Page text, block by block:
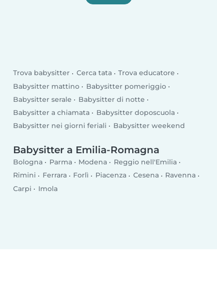
Trova babysitter Cerca tata
Trova educatore
Babysitter mattino
Babysitter pomeriggio
Babysitter serale
Babysitter di notte
Babysitter a chiamata
Babysitter doposcuola
Babysitter nei giorni feriali
Babysitter weekend
Babysitter a Emilia-Romagna
Bologna Parma Modena
Reggio nell'Emilia
Rimini
Ferrara Forlì Piacenza Cesena
Ravenna
Carpi
Imola